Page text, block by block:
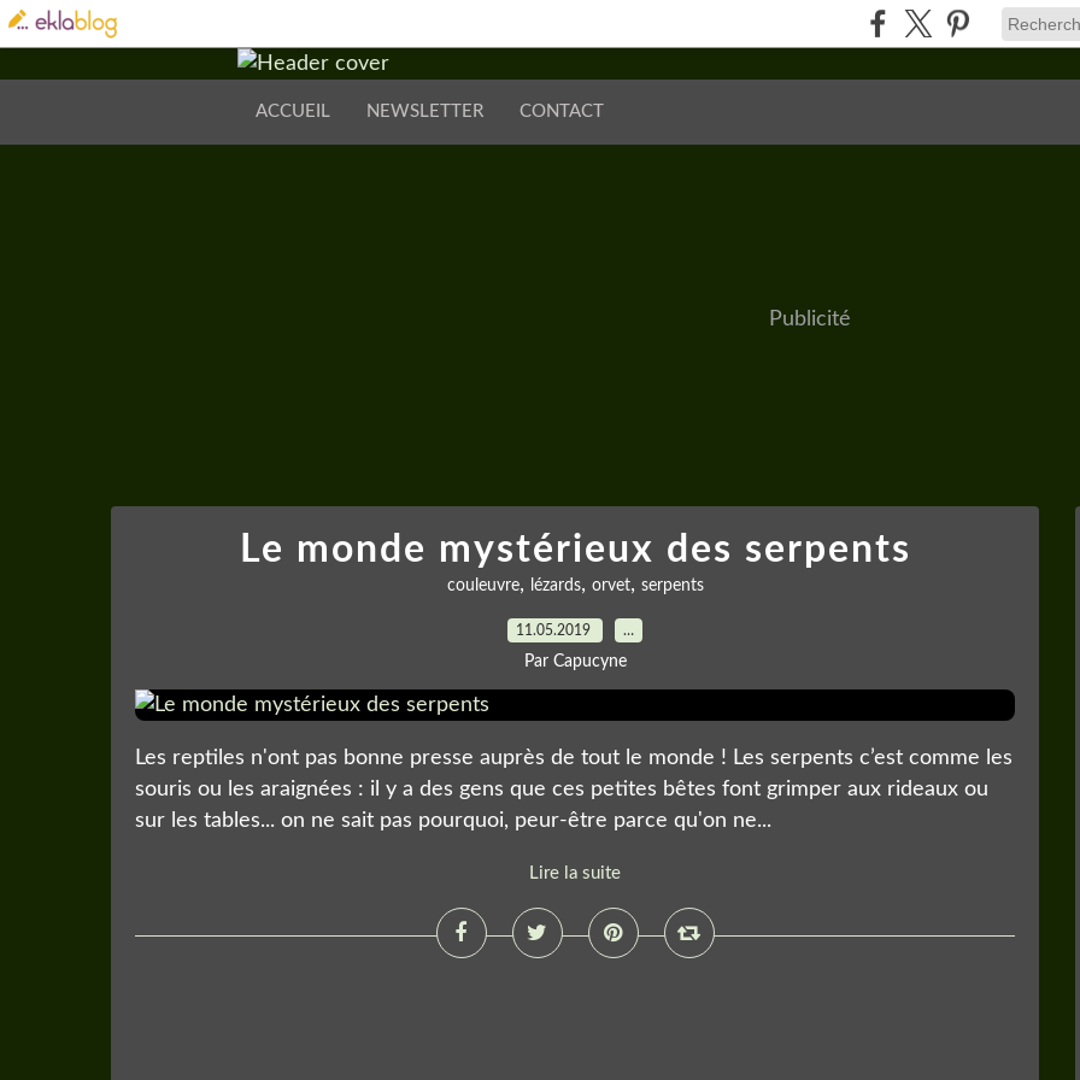
ACCUEIL NEWSLETTER CONTACT
Publicité
Le monde mystérieux des serpents
couleuvre, lézards, orvet, serpents
11.05.2019 …
Par Capucyne
Les reptiles n'ont pas bonne presse auprès de tout le monde ! Les serpents c’est comme les
souris ou les araignées : il y a des gens que ces petites bêtes font grimper aux rideaux ou
sur les tables... on ne sait pas pourquoi, peur-être parce qu'on ne...
Lire la suite